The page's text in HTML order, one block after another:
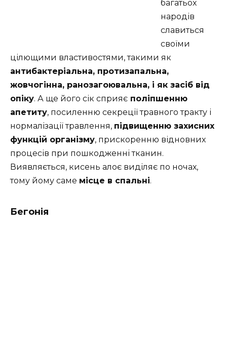
багатьох
народів
славиться
своїми
цілющими властивостями, такими як
антибактеріальна, протизапальна,
жовчогінна, ранозагоювальна, і як засіб від
опіку. А ще його сік сприяє поліпшенню
апетиту, посиленню секреції травного тракту і
нормалізації травлення, підвищенню захисних
функцій організму, прискоренню відновних
процесів при пошкодженні тканин.
Виявляється, кисень алоє виділяє по ночах,
тому йому саме місце в спальні.
Бегонія